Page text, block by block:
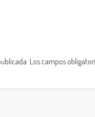
Los campos